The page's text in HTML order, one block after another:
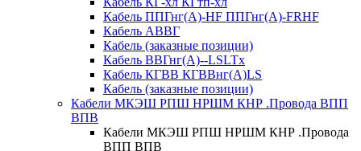
Кабель ППГнг(А)-HF ППГнг(А)-FRHF
Кабель АВВГ
Кабель (заказные позиции)
Кабель ВВГнг(А)--LSLTx
Кабель КГВВ КГВВнг(А)LS
Кабель (заказные позиции)
Кабели МКЭШ РПШ НРШМ КНР .Провода ВПП
ВПВ
Кабели МКЭШ РПШ НРШМ КНР .Провода
ВПП ВПВ